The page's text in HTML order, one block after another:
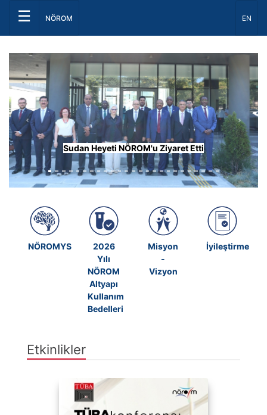
☰ NÖROM Dil
EN
Sudan Heyeti NÖROM'u Ziyaret Etti
Önceki
NÖROMYS
2026
Yılı
NÖROM
Altyapı
Kullanım
Bedelleri
Misyon
-
Vizyon
İyileştirmeler
Etkinlikler